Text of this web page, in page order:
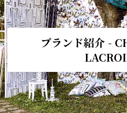
ブランド紹介 -